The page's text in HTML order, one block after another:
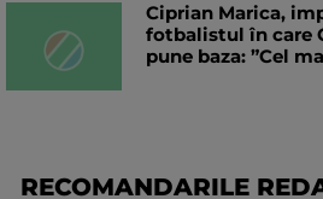
Ciprian Marica,
fotbalistul în care
pune baza: ”Cel
RECOMANDARILE